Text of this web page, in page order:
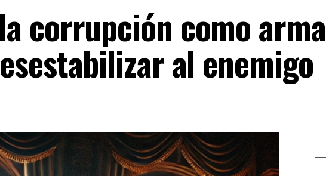
corrupción como arma
al enemigo